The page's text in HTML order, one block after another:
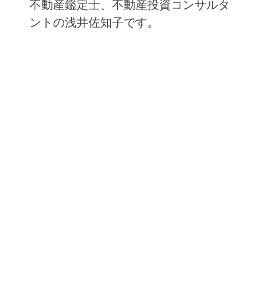
不動産鑑定士、不動産投資コンサルタ
ントの浅井佐知子です。